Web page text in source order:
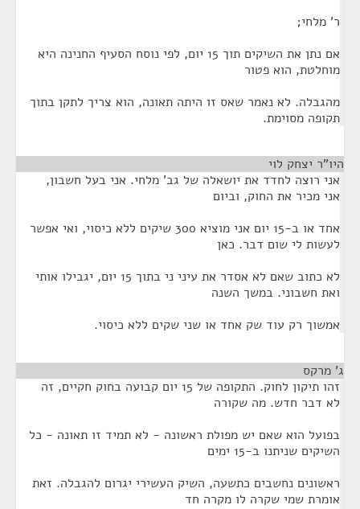
ר' מלחי;
אם נתן את השיקים תוך 15 יום, לפי נוסח הסעיף החנינה היא
מוחלטת, הוא פטור
מהגבלה. לא נאמר שאס זו היתה תאונה, הוא צריך לתקן בתוך
תקופה מסוימת.
היו"ר יצחק לוי
אני רוצה לחדד את יושאלה של גב' מלחי. אני בעל חשבון,
אני מכיר את החוק, וביום
אחד או ב-15 יום אני מוציא 300 שיקים ללא כיסוי, ואי אפשר
לעשות לי שום דבר. כאן
לא כתוב שאם לא אסדר את עיני ני בתוך 15 יום, יגבילו אותי
ואת חשבוני. במשך השנה
אמשוך רק עוד שק אחד או שני שקים ללא כיסוי.
ג' מרקס
זהו תיקון לחוק. התקופה של 15 יום קבועה בחוק חקיים, זה
לא דבר חדש. מה שקורה
בפועל הוא שאם יש מפולת ראשונה - לא תמיד זו תאונה - כל
השיקים שניתנו ב-15 ימים
ראשונים נחשבים כתשעה, השיק העשירי יגרום להגבלה. זאת
אומרת שמי שקרה לו מקרה חד